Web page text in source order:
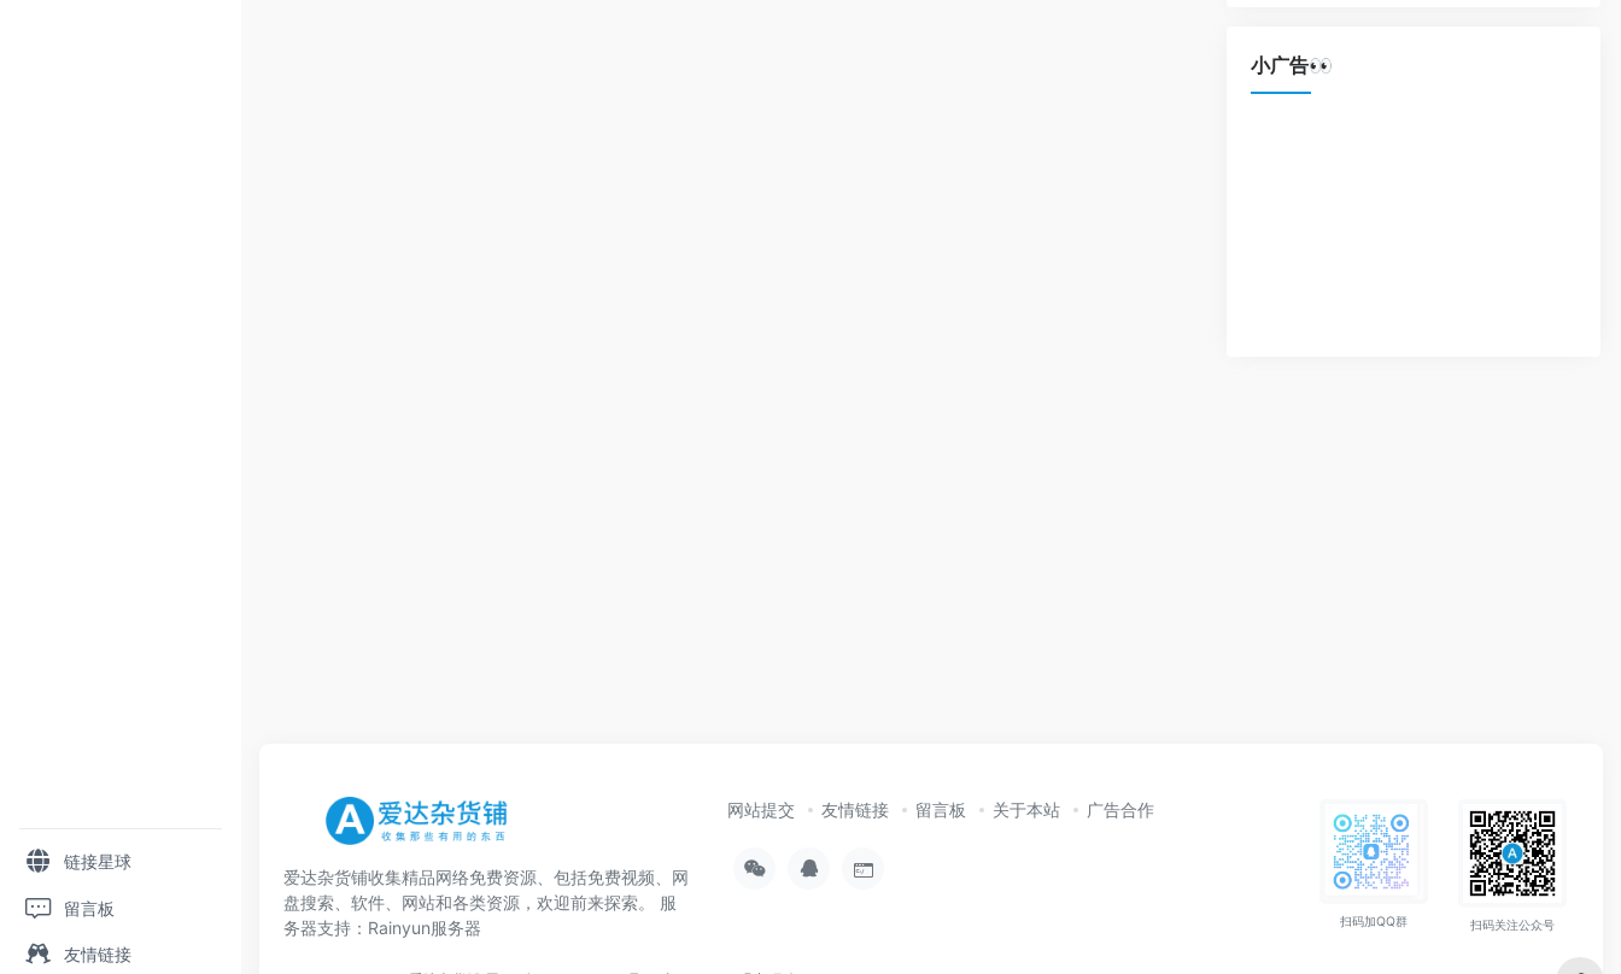
链接星球
留言板
友情链接
小广告👀
爱达杂货铺收集精品网络免费资源、包括免费视频、网
盘搜索、软件、网站和各类资源，欢迎前来探索。 服
务器支持： Rainyun服务器
网站提交 友情链接 留言板 关于本站 广告合作
扫码加QQ群 扫码关注公众号